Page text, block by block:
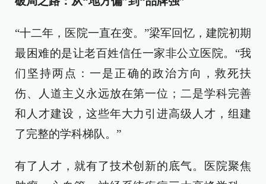
“十二年，医院一直在变。”梁军回忆，建院初期
最困难的是让老百姓信任一家非公立医院。“我
们坚持两点：一是正确的政治方向，救死扶
伤、人道主义永远放在第一位；二是学科完善
和人才建设，这些年大力引进高级人才，组建
了完整的学科梯队。”
有了人才，就有了技术创新的底气。医院聚焦